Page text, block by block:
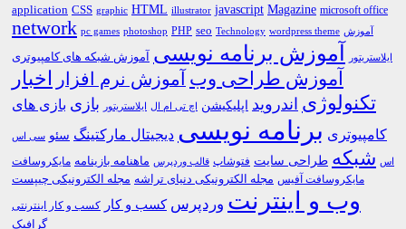
application CSS graphic HTML illustrator javascript Magazine microsoft office
network pc games photoshop PHP seo Technology wordpress theme آموزش
ایلاستریتور آموزش برنامه نویسی آموزش شبکه های کامپیوتری
آموزش طراحی وب آموزش نرم افزار اخبار
تکنولوژی اندروید اپلیکیشن اچ تی ام ال ایلاستریتور بازی بازی های
کامپیوتری برنامه نویسی دیجیتال مارکتینگ سئو سی اس
اس شبکه طراحی سایت فتوشاپ قالب وردپرس ماهنامه بازینامه مایکروسافت
مایکروسافت آفیس مجله الکترونیکی دنیای تراشه مجله الکترونیکی چیپست
وب و اینترنت وردپرس کسب و کار کسب و کار اینترنتی
گرافیک